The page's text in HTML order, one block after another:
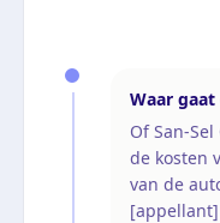
Waar gaat
Of San-
de kosten
van de